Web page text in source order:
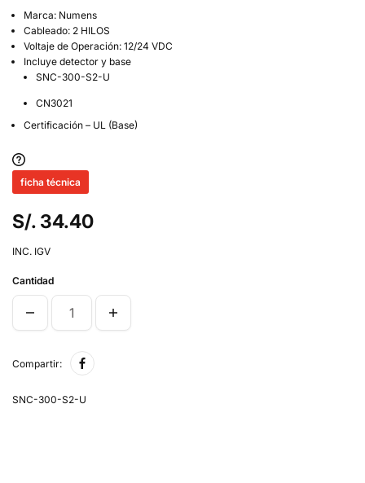
Marca: Numens
Cableado: 2 HILOS
Voltaje de Operación: 12/24 VDC
Incluye detector y base
SNC-300-S2-U
CN3021
Certificación – UL (Base)
ficha técnica
S/. 34.40
INC. IGV
Cantidad
Compartir:
SNC-300-S2-U